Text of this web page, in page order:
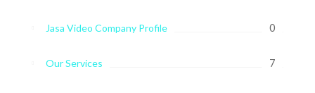
Jasa Video Company Profile 0
Our Services 7